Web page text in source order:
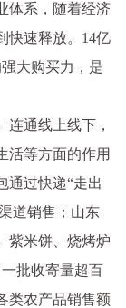
体系，随着经济
快速释放。14亿
大购买力，是
通线上线下，
活等方面的作用
通过快递“走出
道销售；山东
紫米饼、烧烤炉
批收寄量超百
类农产品销售额